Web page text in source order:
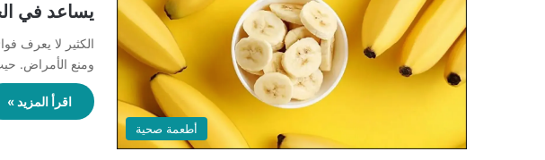
أطعمة صحية
يساعد في
الكثير لا يعرف
ومنع الأمراض.
اقرأ المزيد »